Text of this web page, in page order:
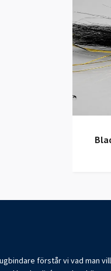
förstår vi vad man